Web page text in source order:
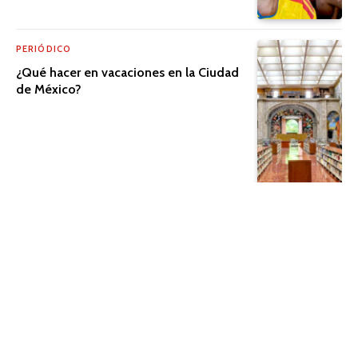
PERIÓDICO
¿Qué hacer en vacaciones en la Ciudad
de México?